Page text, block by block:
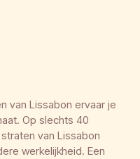
van Lissabon ervaar je
Op slechts 40
van Lissabon
werkelijkheid. Een